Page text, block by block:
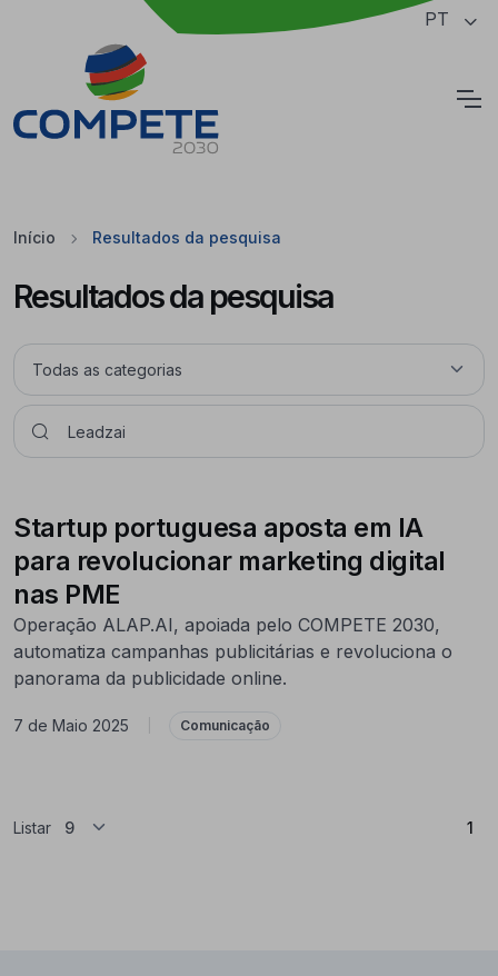
Saltar para o conteúdo principal da página PT
Início Resultados da pesquisa
Resultados da pesquisa
Startup portuguesa aposta em IA
para revolucionar marketing digital
nas PME
Operação ALAP.AI, apoiada pelo COMPETE 2030,
automatiza campanhas publicitárias e revoluciona o
panorama da publicidade online.
7 de Maio 2025 Comunicação
Listar 1